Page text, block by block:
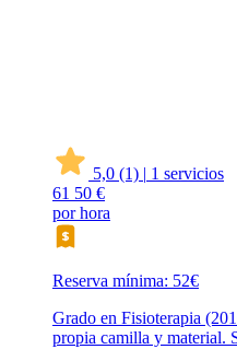
5,0 (1) | 1 servicios
61 50 €
por hora
Reserva mínima: 52€
Grado en Fisioterapia
propia camilla y material.